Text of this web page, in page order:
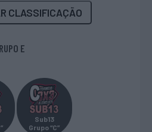
CLASSIFICAÇÃO
E
Sub13
Grupo “C”